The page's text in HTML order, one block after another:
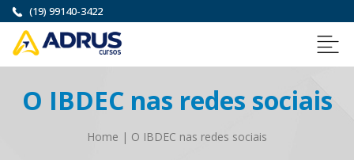
(19) 99140-3422
O IBDEC nas redes sociais
Home | O IBDEC nas redes sociais